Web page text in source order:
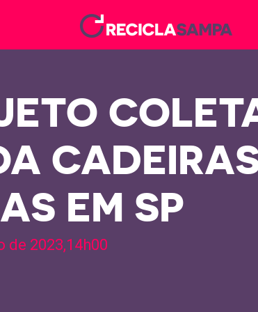
EM SP
de 2023,14h00